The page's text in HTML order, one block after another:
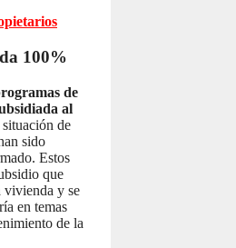
100%
de
al
situación de
sido
Estos
que
vivienda y se
en temas
de la